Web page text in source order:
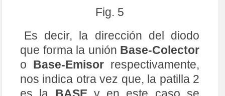
50kΩ. Ahora, cambiar la punta
a la patilla 3, debería
conducir cerca de 50kΩ o menos,
la patilla 2 es laBASEy en este
caso, se trata de unPNP.
Si en alguno de los supuestos ha